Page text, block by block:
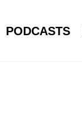
PODCASTS